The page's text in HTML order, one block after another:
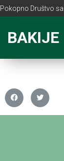
Pokopno Društvo
BAKIJE